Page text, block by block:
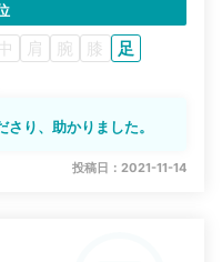
肩 腕 膝 足
り、助かりました。
投稿日：2021-11-14